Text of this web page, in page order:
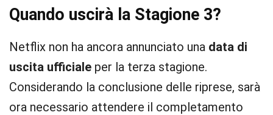
Quando uscirà la Stagione 3?
Netflix non ha ancora annunciato una data di
uscita ufficiale per la terza stagione.
Considerando la conclusione delle riprese, sarà
ora necessario attendere il completamento